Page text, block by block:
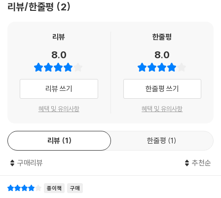
리뷰/한줄평 2
리뷰
8.0
리뷰 쓰기
혜택 및 유의사항
한줄평
8.0
한줄평 쓰기
혜택 및 유의사항
리뷰 1 한줄평 1
구매리뷰 추천순
종이책 구매